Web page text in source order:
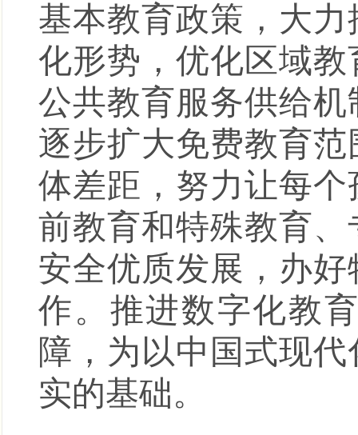
基本教育政策，大
化形势，优化区域
公共教育服务供给
逐步扩大免费教育
体差距，努力让每
前教育和特殊教育
安全优质发展，办
作。推进数字化教
障，为以中国式现
实的基础。